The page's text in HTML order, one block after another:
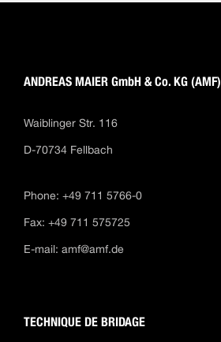
ANDREAS MAIER GmbH & Co. KG (AMF)
Waiblinger Str. 116
D-70734 Fellbach
Phone: +49 711 5766-0
Fax: +49 711 575725
E-mail: amf@amf.de
TECHNIQUE DE BRIDAGE